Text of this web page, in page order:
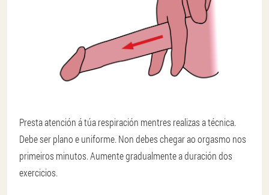
Presta atención á túa respiración mentres realizas a técnica.
Debe ser plano e uniforme. Non debes chegar ao orgasmo nos
primeiros minutos. Aumente gradualmente a duración dos
exercicios.